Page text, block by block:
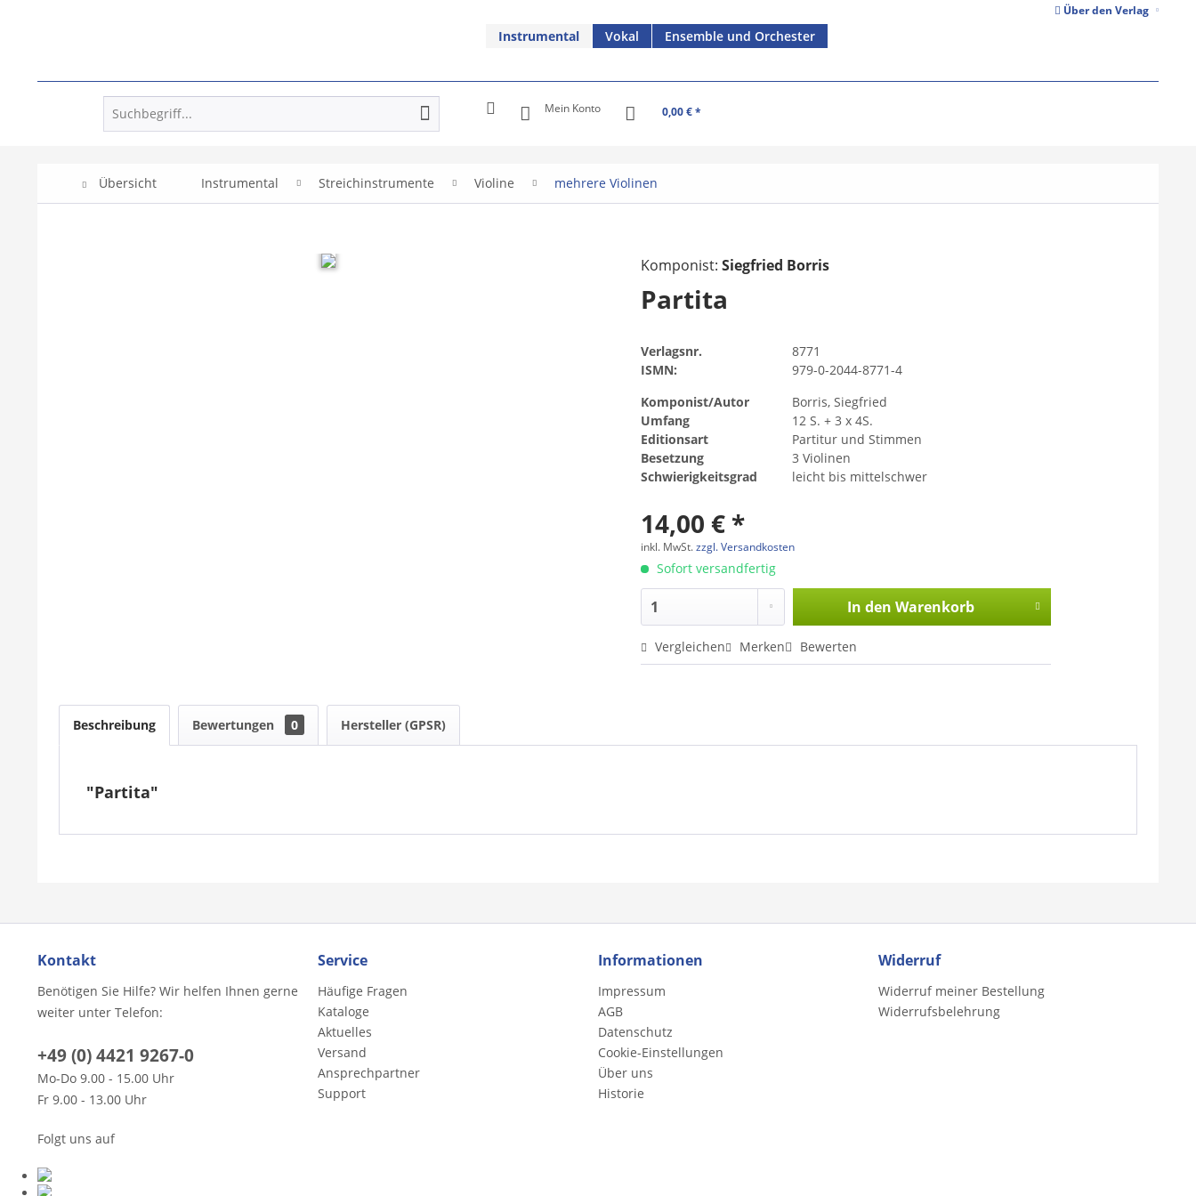
Über den Verlag
Instrumental Vokal Ensemble und Orchester
Mein Konto 0,00 € *
Übersicht Instrumental Streichinstrumente Violine mehrere Violinen
Komponist:Siegfried Borris
Partita
Verlagsnr.
8771
ISMN:
979-0-2044-8771-4
Komponist/Autor
Borris, Siegfried
Umfang
12 S. + 3 x 4S.
Editionsart
Partitur und Stimmen
Besetzung
3 Violinen
Schwierigkeitsgrad
leicht bis mittelschwer
14,00 € *
inkl. MwSt.zzgl. Versandkosten
Sofort versandfertig
In den Warenkorb
Vergleichen Merken Bewerten
Beschreibung Bewertungen 0 Hersteller (GPSR)
"Partita"
Kontakt
Benötigen Sie Hilfe? Wir helfen Ihnen gerne
weiter unter Telefon:
+49 (0) 4421 9267-0
Mo-Do 9.00 - 15.00 Uhr
Fr 9.00 - 13.00 Uhr
Folgt uns auf
Service
Häufige Fragen
Kataloge
Aktuelles
Versand
Ansprechpartner
Support
Informationen
Impressum
AGB
Datenschutz
Cookie-Einstellungen
Über uns
Historie
Widerruf
Widerruf meiner Bestellung
Widerrufsbelehrung